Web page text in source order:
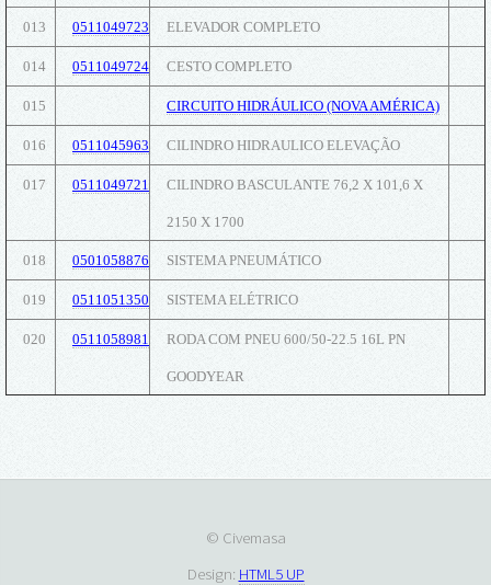
013 0511049723 ELEVADOR COMPLETO
014 0511049724 CESTO COMPLETO
015 CIRCUITO HIDRÁULICO (NOVA AMÉRICA)
016 0511045963 CILINDRO HIDRAULICO ELEVAÇÃO
017 0511049721 CILINDRO BASCULANTE 76,2 X 101,6 X
2150 X 1700
018 0501058876 SISTEMA PNEUMÁTICO
019 0511051350 SISTEMA ELÉTRICO
020 0511058981 RODA COM PNEU 600/50-22.5 16L PN
GOODYEAR
© Civemasa
Design: HTML5 UP